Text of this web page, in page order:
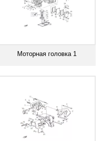
Моторная головка 1